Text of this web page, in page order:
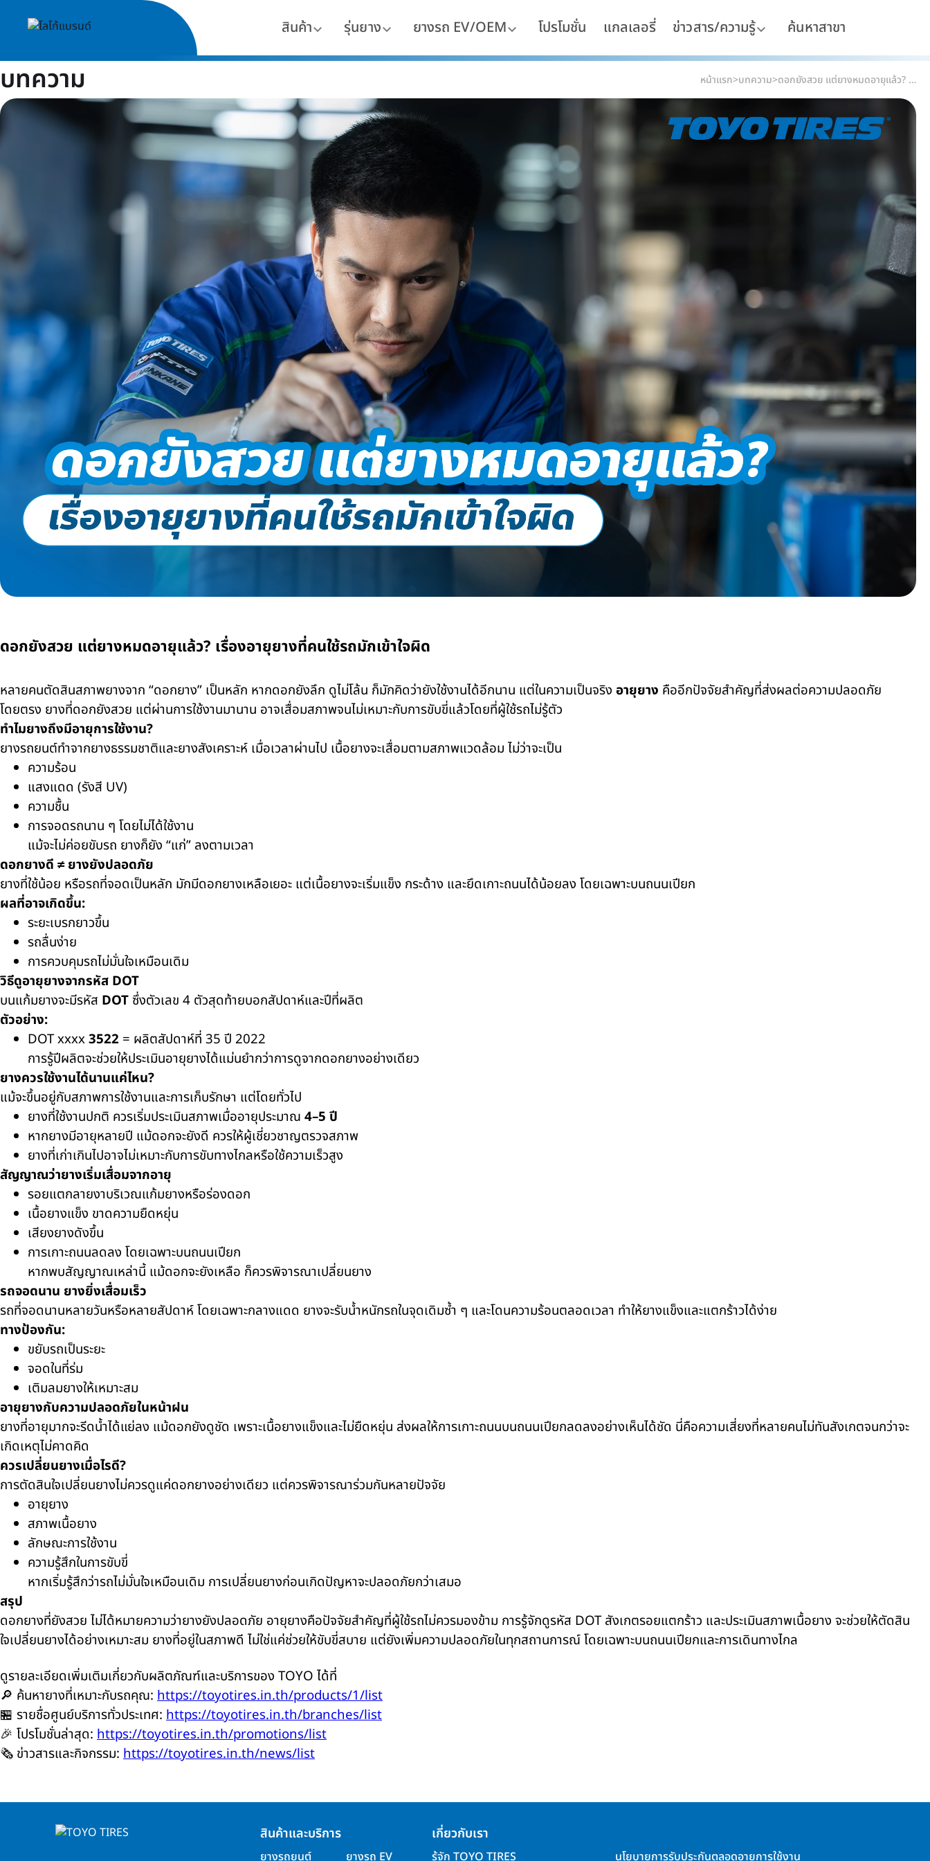
สินค้า รุ่นยาง ยางรถ EV/OEM โปรโมชั่น แกลเลอรี่ ข่าวสาร/ความรู้ ค้นหาสาขา
บทความ หน้าแรก>บทความ> ดอกยังสวย แต่ยางหมดอายุแล้ว? เรื่องอายุยางที่คนใช้รถมักเข้าใจผิด
ดอกยังสวย แต่ยางหมดอายุแล้ว? เรื่องอายุยางที่คนใช้รถมักเข้าใจผิด
หลายคนตัดสินสภาพยางจาก “ดอกยาง” เป็นหลัก หากดอกยังลึก ดูไม่โล้น ก็มักคิดว่ายังใช้งานได้อีกนาน แต่ในความเป็นจริง อายุยาง คืออีกปัจจัยสำคัญที่ส่งผลต่อความปลอดภัย
โดยตรง ยางที่ดอกยังสวย แต่ผ่านการใช้งานมานาน อาจเสื่อมสภาพจนไม่เหมาะกับการขับขี่แล้วโดยที่ผู้ใช้รถไม่รู้ตัว
ทำไมยางถึงมีอายุการใช้งาน?
ยางรถยนต์ทำจากยางธรรมชาติและยางสังเคราะห์ เมื่อเวลาผ่านไป เนื้อยางจะเสื่อมตามสภาพแวดล้อม ไม่ว่าจะเป็น
ความร้อน
แสงแดด (รังสี UV)
ความชื้น
การจอดรถนาน ๆ โดยไม่ได้ใช้งาน
แม้จะไม่ค่อยขับรถ ยางก็ยัง “แก่” ลงตามเวลา
ดอกยางดี ≠ ยางยังปลอดภัย
ยางที่ใช้น้อย หรือรถที่จอดเป็นหลัก มักมีดอกยางเหลือเยอะ แต่เนื้อยางจะเริ่มแข็ง กระด้าง และยึดเกาะถนนได้น้อยลง โดยเฉพาะบนถนนเปียก
ผลที่อาจเกิดขึ้น:
ระยะเบรกยาวขึ้น
รถลื่นง่าย
การควบคุมรถไม่มั่นใจเหมือนเดิม
วิธีดูอายุยางจากรหัส DOT
บนแก้มยางจะมีรหัส DOTซึ่งตัวเลข 4 ตัวสุดท้ายบอกสัปดาห์และปีที่ผลิต
ตัวอย่าง:
DOT xxxx3522 = ผลิตสัปดาห์ที่ 35 ปี 2022
การรู้ปีผลิตจะช่วยให้ประเมินอายุยางได้แม่นยำกว่าการดูจากดอกยางอย่างเดียว
ยางควรใช้งานได้นานแค่ไหน?
แม้จะขึ้นอยู่กับสภาพการใช้งานและการเก็บรักษา แต่โดยทั่วไป
ยางที่ใช้งานปกติ ควรเริ่มประเมินสภาพเมื่ออายุประมาณ 4–5 ปี
หากยางมีอายุหลายปี แม้ดอกจะยังดี ควรให้ผู้เชี่ยวชาญตรวจสภาพ
ยางที่เก่าเกินไปอาจไม่เหมาะกับการขับทางไกลหรือใช้ความเร็วสูง
สัญญาณว่ายางเริ่มเสื่อมจากอายุ
รอยแตกลายงาบริเวณแก้มยางหรือร่องดอก
เนื้อยางแข็ง ขาดความยืดหยุ่น
เสียงยางดังขึ้น
การเกาะถนนลดลง โดยเฉพาะบนถนนเปียก
หากพบสัญญาณเหล่านี้ แม้ดอกจะยังเหลือ ก็ควรพิจารณาเปลี่ยนยาง
รถจอดนาน ยางยิ่งเสื่อมเร็ว
รถที่จอดนานหลายวันหรือหลายสัปดาห์ โดยเฉพาะกลางแดด ยางจะรับน้ำหนักรถในจุดเดิมซ้ำ ๆ และโดนความร้อนตลอดเวลา ทำให้ยางแข็งและแตกร้าวได้ง่าย
ทางป้องกัน:
ขยับรถเป็นระยะ
จอดในที่ร่ม
เติมลมยางให้เหมาะสม
อายุยางกับความปลอดภัยในหน้าฝน
ยางที่อายุมากจะรีดน้ำได้แย่ลง แม้ดอกยังดูชัด เพราะเนื้อยางแข็งและไม่ยืดหยุ่น ส่งผลให้การเกาะถนนบนถนนเปียกลดลงอย่างเห็นได้ชัด นี่คือความเสี่ยงที่หลายคนไม่ทันสังเกตจนกว่าจะ
เกิดเหตุไม่คาดคิด
ควรเปลี่ยนยางเมื่อไรดี?
การตัดสินใจเปลี่ยนยางไม่ควรดูแค่ดอกยางอย่างเดียว แต่ควรพิจารณาร่วมกันหลายปัจจัย
อายุยาง
สภาพเนื้อยาง
ลักษณะการใช้งาน
ความรู้สึกในการขับขี่
หากเริ่มรู้สึกว่ารถไม่มั่นใจเหมือนเดิม การเปลี่ยนยางก่อนเกิดปัญหาจะปลอดภัยกว่าเสมอ
สรุป
ดอกยางที่ยังสวย ไม่ได้หมายความว่ายางยังปลอดภัย อายุยางคือปัจจัยสำคัญที่ผู้ใช้รถไม่ควรมองข้าม การรู้จักดูรหัส DOT สังเกตรอยแตกร้าว และประเมินสภาพเนื้อยาง จะช่วยให้ตัดสิน
ใจเปลี่ยนยางได้อย่างเหมาะสม ยางที่อยู่ในสภาพดี ไม่ใช่แค่ช่วยให้ขับขี่สบาย แต่ยังเพิ่มความปลอดภัยในทุกสถานการณ์ โดยเฉพาะบนถนนเปียกและการเดินทางไกล
ดูรายละเอียดเพิ่มเติมเกี่ยวกับผลิตภัณฑ์และบริการของ TOYO ได้ที่
🔎 ค้นหายางที่เหมาะกับรถคุณ: https://toyotires.in.th/products/1/list
🏪 รายชื่อศูนย์บริการทั่วประเทศ: https://toyotires.in.th/branches/list
🎉 โปรโมชั่นล่าสุด: https://toyotires.in.th/promotions/list
🗞️ ข่าวสารและกิจกรรม: https://toyotires.in.th/news/list
สินค้าและบริการ
ยางรถยนต์ ยางรถ EV
เกี่ยวกับเรา
รู้จัก TOYO TIRES นโยบายการรับประกันตลอดอายุการใช้งาน